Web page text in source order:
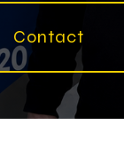
Contact